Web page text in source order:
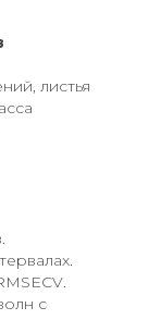
листья
с